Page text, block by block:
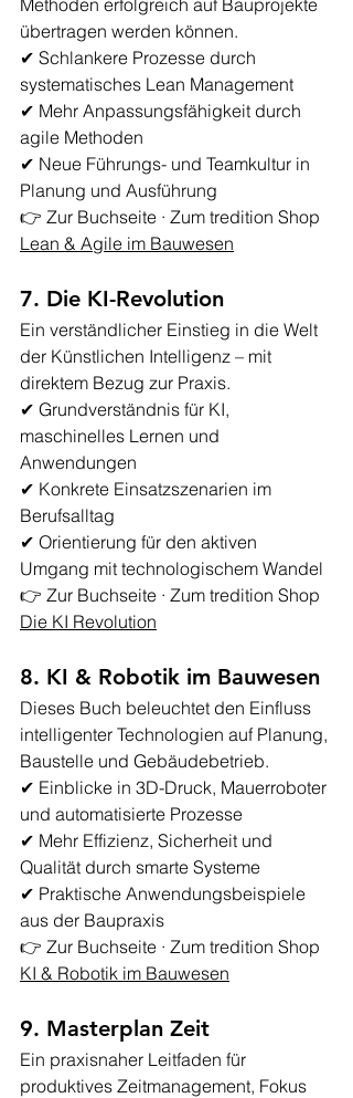
Methoden erfolgreich auf Bauprojekte
übertragen werden können.
✔ Schlankere Prozesse durch
systematisches Lean Management
✔ Mehr Anpassungsfähigkeit durch
agile Methoden
✔ Neue Führungs- und Teamkultur in
Planung und Ausführung
👉 Zur Buchseite · Zum tredition Shop
Lean & Agile im Bauwesen
7. Die KI-Revolution
Ein verständlicher Einstieg in die Welt
der Künstlichen Intelligenz – mit
direktem Bezug zur Praxis.
✔ Grundverständnis für KI,
maschinelles Lernen und
Anwendungen
✔ Konkrete Einsatzszenarien im
Berufsalltag
✔ Orientierung für den aktiven
Umgang mit technologischem Wandel
👉 Zur Buchseite · Zum tredition Shop
Die KI Revolution
8. KI & Robotik im Bauwesen
Dieses Buch beleuchtet den Einfluss
intelligenter Technologien auf Planung,
Baustelle und Gebäudebetrieb.
✔ Einblicke in 3D-Druck, Mauerroboter
und automatisierte Prozesse
✔ Mehr Effizienz, Sicherheit und
Qualität durch smarte Systeme
✔ Praktische Anwendungsbeispiele
aus der Baupraxis
👉 Zur Buchseite · Zum tredition Shop
KI & Robotik im Bauwesen
9. Masterplan Zeit
Ein praxisnaher Leitfaden für
produktives Zeitmanagement, Fokus